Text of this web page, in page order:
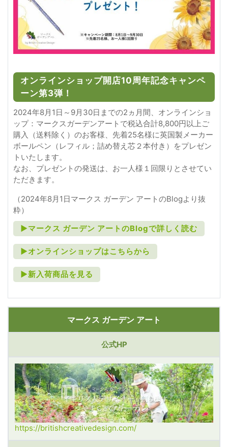
オンラインショップ開店10周年記念キャンペ
ーン第3弾！
2024年8月1日～9月30日までの2ヵ月間、オンラインショ
ップ：マークスガーデンアートで税込合計8,800円以上ご
購入（送料除く）のお客様、先着25名様に英国製メーカー
ボールペン（レフィル；詰め替え芯２本付き）をプレゼン
トいたします。
なお、プレゼントの発送は、お一人様１回限りとさせてい
ただきます。
（2024年8月1日マークス ガーデン アートのBlogより抜
粋）
►マークス ガーデン アートのBlogで詳しく読む
►オンラインショップはこちらから
►新入荷商品を見る
マークス ガーデン アート
公式HP
https://britishcreativedesign.com/